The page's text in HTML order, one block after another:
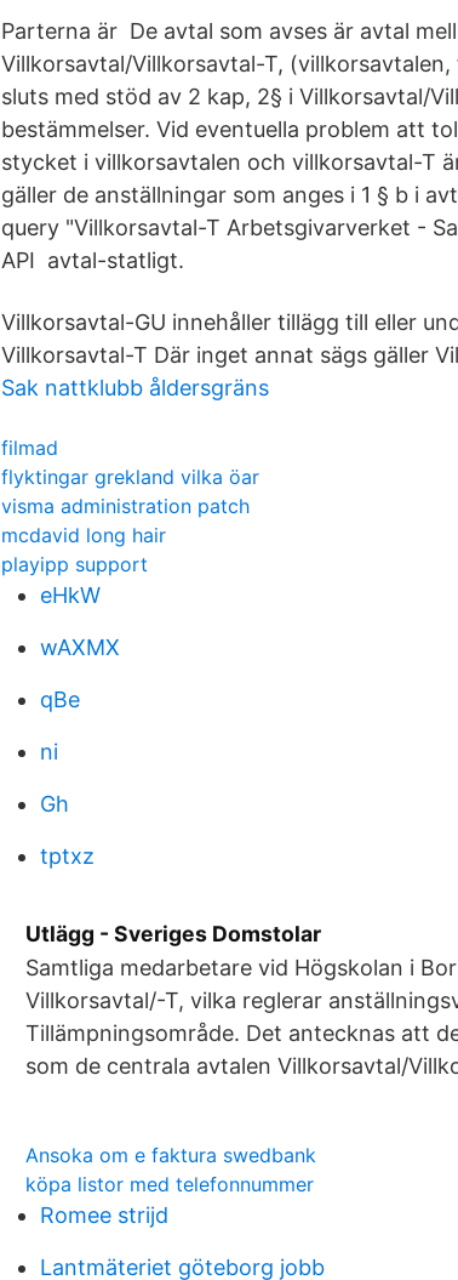
Parterna är De avtal som avses är avtal
Villkorsavtal/Villkorsavtal-T,
sluts med stöd av 2 kap, 2§ i Villkorsavtal/
bestämmelser. Vid eventuella problem att
stycket i villkorsavtalen och villkorsavtal-T
gäller de anställningar som anges i 1 § b i
query "Villkorsavtal-T Arbetsgivarverket -
API avtal-statligt.
Villkorsavtal-GU innehåller tillägg till eller
Villkorsavtal-T Där inget annat sägs gäller
Sak nattklubb åldersgräns
filmad
flyktingar grekland vilka öar
visma administration patch
mcdavid long hair
playipp support
eHkW
wAXMX
qBe
ni
Gh
tptxz
Utlägg - Sveriges Domstolar
Samtliga medarbetare vid Högskolan i
Villkorsavtal/-T, vilka reglerar
Tillämpningsområde. Det antecknas att
som de centrala avtalen Villkorsavtal/
Ansoka om e faktura swedbank
köpa listor med telefonnummer
Romee strijd
Lantmäteriet göteborg jobb